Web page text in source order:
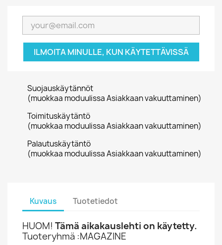
ILMOITA MINULLE, KUN KÄYTETTÄVISSÄ
Suojauskäytännöt
(muokkaa moduulissa Asiakkaan vakuuttaminen)
Toimituskäytäntö
(muokkaa moduulissa Asiakkaan vakuuttaminen)
Palautuskäytäntö
(muokkaa moduulissa Asiakkaan vakuuttaminen)
Kuvaus Tuotetiedot
HUOM! Tämä aikakauslehti on käytetty.
Tuoteryhmä :MAGAZINE